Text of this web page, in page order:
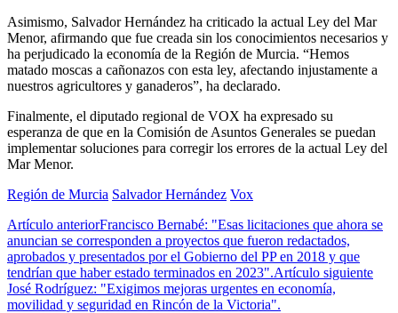
Asimismo, Salvador Hernández ha criticado la actual Ley del Mar
Menor, afirmando que fue creada sin los conocimientos necesarios y
ha perjudicado la economía de la Región de Murcia. “Hemos
matado moscas a cañonazos con esta ley, afectando injustamente a
nuestros agricultores y ganaderos”, ha declarado.
Finalmente, el diputado regional de VOX ha expresado su
esperanza de que en la Comisión de Asuntos Generales se puedan
implementar soluciones para corregir los errores de la actual Ley del
Mar Menor.
Región de Murcia Salvador Hernández Vox
Artículo anteriorFrancisco Bernabé: "Esas licitaciones que ahora se
anuncian se corresponden a proyectos que fueron redactados,
aprobados y presentados por el Gobierno del PP en 2018 y que
tendrían que haber estado terminados en 2023".Artículo siguiente
José Rodríguez: "Exigimos mejoras urgentes en economía,
movilidad y seguridad en Rincón de la Victoria".